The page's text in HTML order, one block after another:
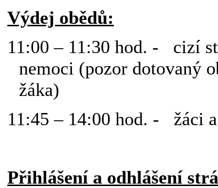
Výdej obědů:
11:00 – 11:30 hod. - cizí
nemoci (pozor dotovaný
žáka)
11:45 – 14:00 hod. - žáci
Přihlášení a odhlášení